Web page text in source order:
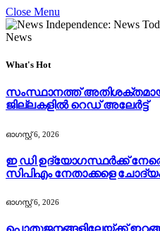
Close Menu
What's Hot
സംസ്ഥാനത്ത് അതിശക്തമായ
ജില്ലകളിൽ റെഡ് അലേർട്ട്
ഓഗസ്റ്റ്‌ 6, 2026
ഇ ഡി ഉദ്യോഗസ്ഥർക്ക്
സിപിഎം നേതാക്കളെ
ഓഗസ്റ്റ്‌ 6, 2026